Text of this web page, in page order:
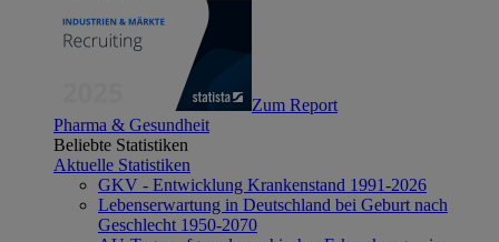
Zum Report
Pharma & Gesundheit
Beliebte Statistiken
Aktuelle Statistiken
GKV - Entwicklung Krankenstand 1991-2026
Lebenserwartung in Deutschland bei Geburt nach
Geschlecht 1950-2070